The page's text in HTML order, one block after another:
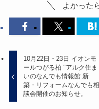
よかった
10月22日・23日 イオンモ
ールつがる柏 "アルク住ま
いのなんでも情報館 新
築・リフォームなんでも相
談会開催のお知らせ。